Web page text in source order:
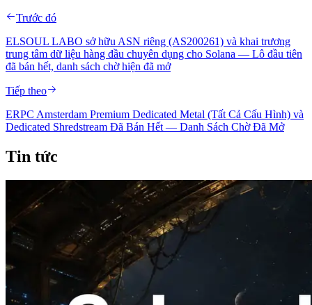
Trước đó
ELSOUL LABO sở hữu ASN riêng (AS200261) và khai trương
trung tâm dữ liệu hàng đầu chuyên dụng cho Solana — Lô đầu tiên
đã bán hết, danh sách chờ hiện đã mở
Tiếp theo
ERPC Amsterdam Premium Dedicated Metal (Tất Cả Cấu Hình) và
Dedicated Shredstream Đã Bán Hết — Danh Sách Chờ Đã Mở
Tin tức